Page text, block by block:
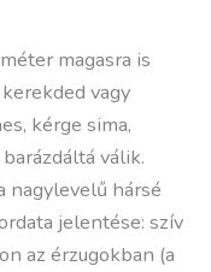
magasra is
vagy
kérge sima,
válik.
nagylevelű hársé
jelentése: szív
az érzugokban (a